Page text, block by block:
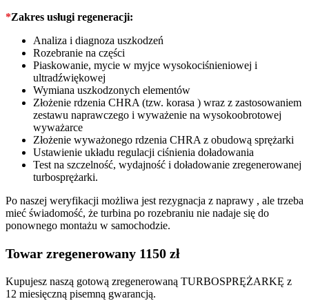
*Zakres usługi regeneracji:
Analiza i diagnoza uszkodzeń
Rozebranie na części
Piaskowanie, mycie w myjce wysokociśnieniowej i
ultradźwiękowej
Wymiana uszkodzonych elementów
Złożenie rdzenia CHRA (tzw. korasa ) wraz z zastosowaniem
zestawu naprawczego i wyważenie na wysokoobrotowej
wyważarce
Złożenie wyważonego rdzenia CHRA z obudową sprężarki
Ustawienie układu regulacji ciśnienia doładowania
Test na szczelność, wydajność i doładowanie zregenerowanej
turbosprężarki.
Po naszej weryfikacji możliwa jest rezygnacja z naprawy , ale trzeba
mieć świadomość, że turbina po rozebraniu nie nadaje się do
ponownego montażu w samochodzie.
Towar zregenerowany 1150 zł
Kupujesz naszą gotową zregenerowaną TURBOSPRĘŻARKĘ z
12 miesięczną pisemną gwarancją.